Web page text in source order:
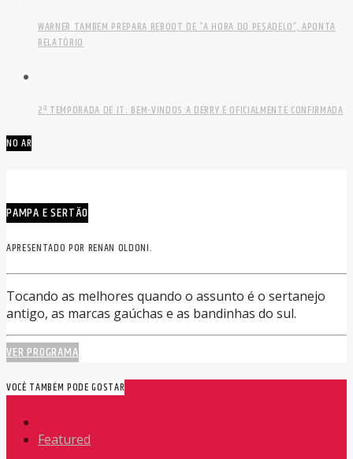
WARNER TAMBÉM PREPARA REBOOT DE “A HORA DO PESADELO”, APONTA
RELATÓRIO
2ª TEMPORADA DE IT: BEM-VINDOS A DERRY É OFICIALMENTE CONFIRMADA
NO AR
PAMPA E SERTÃO
APRESENTADO POR RENAN OLDONI.
Tocando as melhores quando o assunto é o sertanejo
antigo, as marcas gaúchas e as bandinhas do sul.
VER PROGRAMA
VOCÊ TAMBÉM PODE GOSTAR
Featured